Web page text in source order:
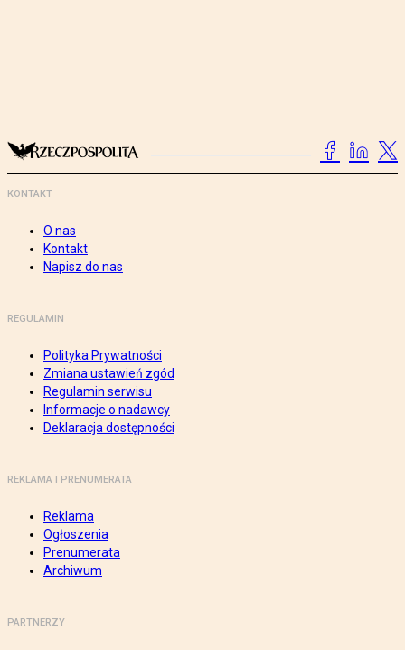
KONTAKT
O nas
Kontakt
Napisz do nas
REGULAMIN
Polityka Prywatności
Zmiana ustawień zgód
Regulamin serwisu
Informacje o nadawcy
Deklaracja dostępności
REKLAMA I PRENUMERATA
Reklama
Ogłoszenia
Prenumerata
Archiwum
PARTNERZY